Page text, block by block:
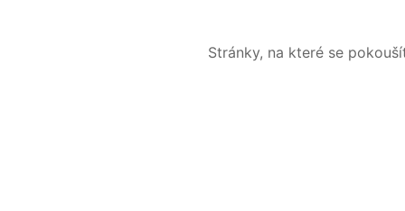
Stránky, na které se